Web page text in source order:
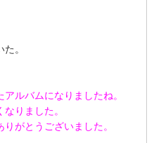
。
ルバムになりましたね。
りました。
がとうございました。